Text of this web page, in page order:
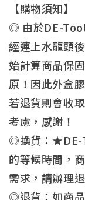
【購物須知】
◎ 由於DE-
經連上水龍頭
始計算商品保
原！因此外盒
若退貨則會收
考慮，感謝！
◎換貨：★DE-
的等候時間，
需求，請辦理
◎退貨：如商